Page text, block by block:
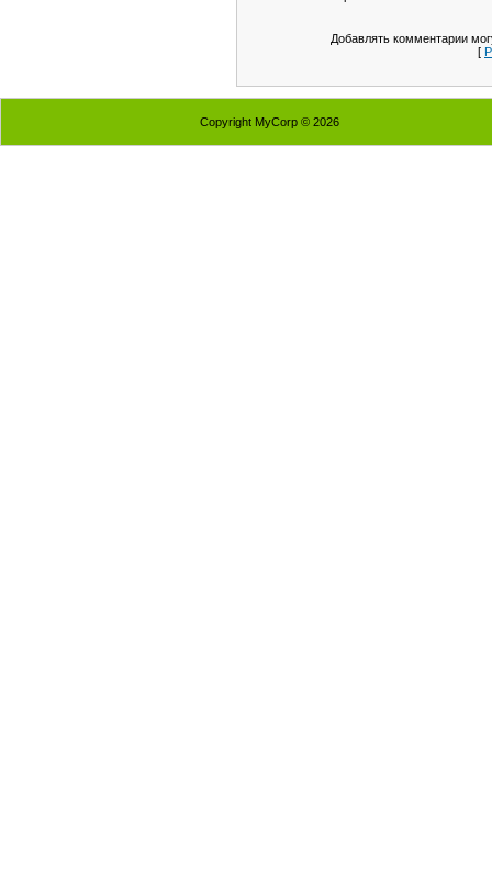
Добавлять комментарии
[
Copyright MyCorp © 2026